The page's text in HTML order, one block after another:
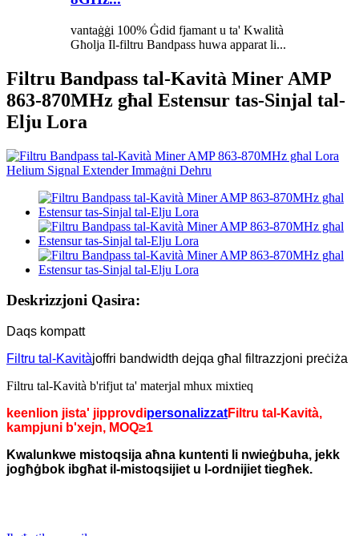
vantaġġi 100% Ġdid fjamant u ta' Kwalità
Għolja Il-filtru Bandpass huwa apparat li...
Filtru Bandpass tal-Kavità Miner AMP
863-870MHz għal Estensur tas-Sinjal tal-
Elju Lora
Deskrizzjoni Qasira:
Daqs kompatt
Filtru tal-Kavitàjoffri bandwidth dejqa għal filtrazzjoni preċiża
Filtru tal-Kavità b'rifjut ta' materjal mhux mixtieq
keenlion jista' jipprovdipersonalizzatFiltru tal-Kavità,
kampjuni b'xejn, MOQ≥1
Kwalunkwe mistoqsija aħna kuntenti li nwieġbuha, jekk
jogħġbok ibgħat il-mistoqsijiet u l-ordnijiet tiegħek.